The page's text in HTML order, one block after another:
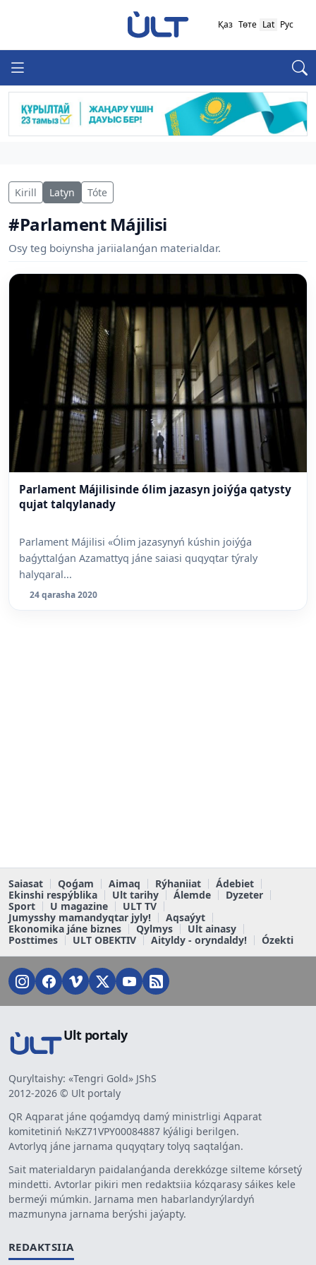
Қаз Төте Lat Рус
Kirill Latyn Tóte
#Parlament Májilisi
Osy teg boiynsha jariialanǵan materialdar.
Parlament Májilisinde ólim jazasyn joiýǵa qatysty
qujat talqylanady
Parlament Májilisi «Ólim jazasynyń kúshin joiýǵa
baǵyttalǵan Azamattyq jáne saiasi quqyqtar týraly
halyqaral...
24 qarasha 2020
Saiasat Qoǵam Aimaq Rýhaniiat
Ádebiet
Ekinshi respýblika
Ult tarihy Álemde
Dyzeter
Sport
U magazine
ULT TV
Jumysshy mamandyqtar jyly!
Aqsaýyt
Ekonomika jáne biznes
Qylmys
Ult ainasy
Posttimes
ULT OBEKTIV Aityldy - oryndaldy! Ózekti
Ult portaly
Quryltaishy: «Tengri Gold» JShS
2012-2026 © Ult portaly
QR Aqparat jáne qoǵamdyq damý ministrligi Aqparat
komitetiniń №KZ71VPY00084887 kýáligi berilgen.
Avtorlyq jáne jarnama quqyqtary tolyq saqtalǵan.
Sait materialdaryn paidalanǵanda derekkózge silteme kórsetý
mindetti. Avtorlar pikiri men redaktsiia kózqarasy sáikes kele
bermeýi múmkin. Jarnama men habarlandyrýlardyń
mazmunyna jarnama berýshi jaýapty.
REDAKTSIIA